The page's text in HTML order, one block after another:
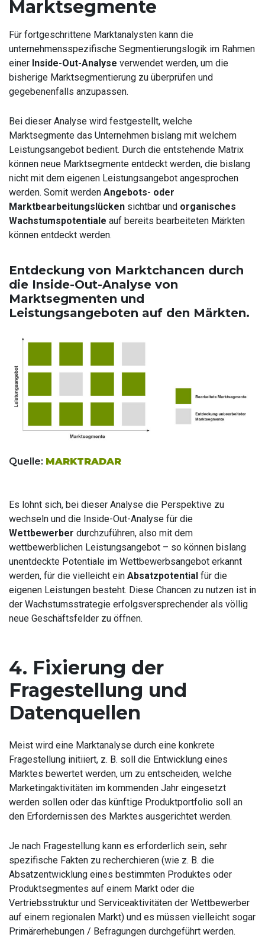
Marktsegmente
Für fortgeschrittene Marktanalysten kann die
unternehmensspezifische Segmentierungslogik im Rahmen
einer Inside-Out-Analyse verwendet werden, um die
bisherige Marktsegmentierung zu überprüfen und
gegebenenfalls anzupassen.
Bei dieser Analyse wird festgestellt, welche
Marktsegmente das Unternehmen bislang mit welchem
Leistungsangebot bedient. Durch die entstehende Matrix
können neue Marktsegmente entdeckt werden, die bislang
nicht mit dem eigenen Leistungsangebot angesprochen
werden. Somit werden Angebots- oder
Marktbearbeitungslücken sichtbar und organisches
Wachstumspotentiale auf bereits bearbeiteten Märkten
können entdeckt werden.
Entdeckung von Marktchancen durch
die Inside-Out-Analyse von
Marktsegmenten und
Leistungsangeboten auf den Märkten.
Quelle: MARKTRADAR
Es lohnt sich, bei dieser Analyse die Perspektive zu
wechseln und die Inside-Out-Analyse für die
Wettbewerber durchzuführen, also mit dem
wettbewerblichen Leistungsangebot – so können bislang
unentdeckte Potentiale im Wettbewerbsangebot erkannt
werden, für die vielleicht ein Absatzpotential für die
eigenen Leistungen besteht. Diese Chancen zu nutzen ist in
der Wachstumsstrategie erfolgsversprechender als völlig
neue Geschäftsfelder zu öffnen.
4. Fixierung der
Fragestellung und
Datenquellen
Meist wird eine Marktanalyse durch eine konkrete
Fragestellung initiiert, z. B. soll die Entwicklung eines
Marktes bewertet werden, um zu entscheiden, welche
Marketingaktivitäten im kommenden Jahr eingesetzt
werden sollen oder das künftige Produktportfolio soll an
den Erfordernissen des Marktes ausgerichtet werden.
Je nach Fragestellung kann es erforderlich sein, sehr
spezifische Fakten zu recherchieren (wie z. B. die
Absatzentwicklung eines bestimmten Produktes oder
Produktsegmentes auf einem Markt oder die
Vertriebsstruktur und Serviceaktivitäten der Wettbewerber
auf einem regionalen Markt) und es müssen vielleicht sogar
Primärerhebungen / Befragungen durchgeführt werden.